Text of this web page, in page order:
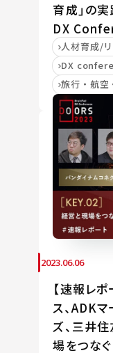
育成」の
DX
人材育成/
DX
旅行・航空
2023.06.06
【速報レ
ス、ADKマ
ズ、三井
場をつな